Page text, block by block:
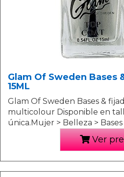
Glam Of Sweden Bases
15ML
Glam Of Sweden Bases &
multicolour Disponible en
única.Mujer > Belleza >
Ver